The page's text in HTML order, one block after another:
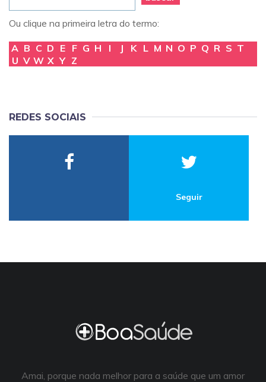
Ou clique na primeira letra do termo:
A B C D E F G H I J K L M N O P Q R S T
U V W X Y Z
REDES SOCIAIS
Seguir
Amai, porque nada melhor para a saúde que um amor